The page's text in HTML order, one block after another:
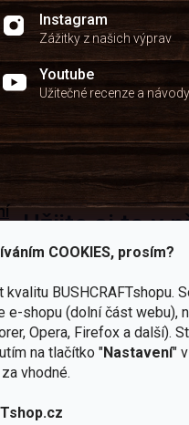
COOKIES, prosím?
BUSHCRAFTshopu.
shopu (dolní část webu),
Opera, Firefox a další).
na tlačítko "Nastavení"
vhodné.
Instagram
Zážitky z našich výprav
Youtube
Užitečné recenze a návody
Užijte si to v
Vybavení, na které
NožeSekery
Vařiče